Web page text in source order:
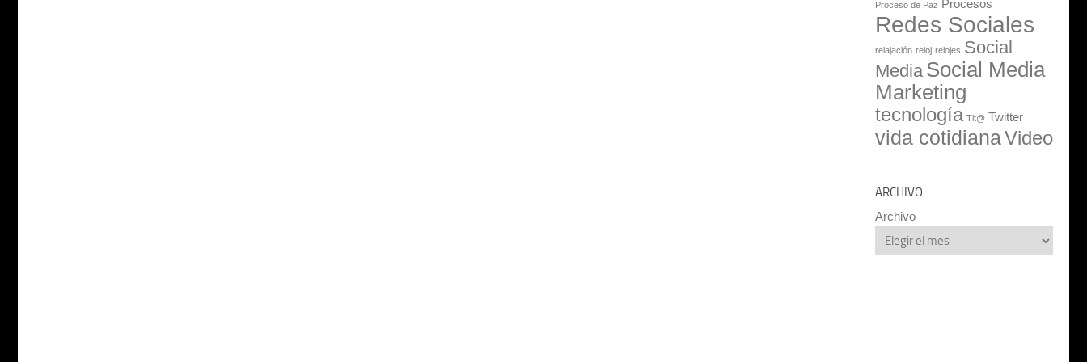
Proceso de Paz Procesos
Redes Sociales
relajación reloj relojes Social
Media Social Media
Marketing
tecnología Tit@ Twitter
vida cotidianaVideo
ARCHIVO
Archivo